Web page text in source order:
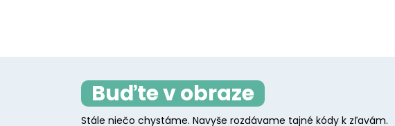
Buďte v obraze
Stále niečo chystáme. Navyše rozdávame tajné kódy k zľavám.